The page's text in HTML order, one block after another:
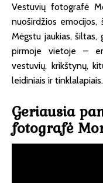
Vestuvių fotografė
nuoširdžios emocijos,
Mėgstu jaukias, šiltas,
pirmoje vietoje –
vestuvių, krikštynų,
leidiniais ir
Geriausia
fotografė